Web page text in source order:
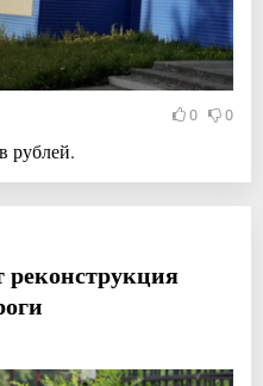
0 0
рублей.
реконструкция